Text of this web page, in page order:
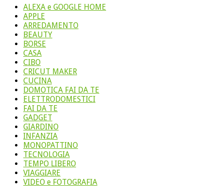
ALEXA e GOOGLE HOME
APPLE
ARREDAMENTO
BEAUTY
BORSE
CASA
CIBO
CRICUT MAKER
CUCINA
DOMOTICA FAI DA TE
ELETTRODOMESTICI
FAI DA TE
GADGET
GIARDINO
INFANZIA
MONOPATTINO
TECNOLOGIA
TEMPO LIBERO
VIAGGIARE
VIDEO e FOTOGRAFIA